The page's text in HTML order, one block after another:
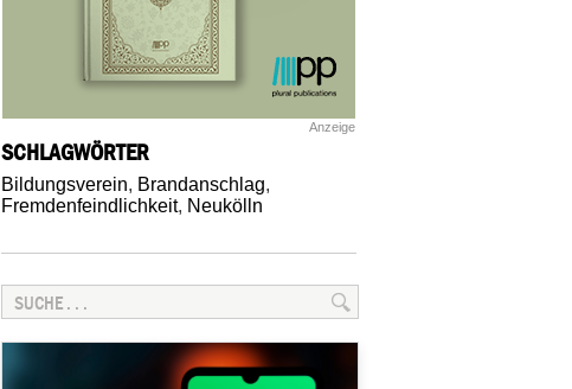
Anzeige
SCHLAGWÖRTER
Bildungsverein, Brandanschlag,
Fremdenfeindlichkeit, Neukölln